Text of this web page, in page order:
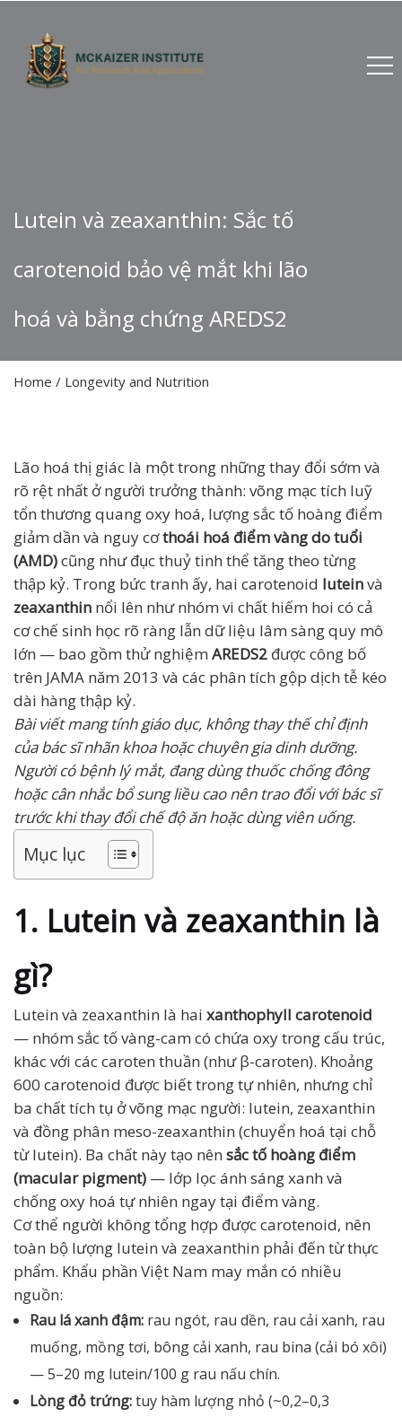
Lutein và zeaxanthin: Sắc tố
carotenoid bảo vệ mắt khi lão
hoá và bằng chứng AREDS2
Home / Longevity and Nutrition
Lão hoá thị giác là một trong những thay đổi sớm và
rõ rệt nhất ở người trưởng thành: võng mạc tích luỹ
tổn thương quang oxy hoá, lượng sắc tố hoàng điểm
giảm dần và nguy cơthoái hoá điểm vàng do tuổi
(AMD)cũng như đục thuỷ tinh thể tăng theo từng
thập kỷ. Trong bức tranh ấy, hai carotenoid luteinvà
zeaxanthin nổi lên như nhóm vi chất hiếm hoi có cả
cơ chế sinh học rõ ràng lẫn dữ liệu lâm sàng quy mô
lớn — bao gồm thử nghiệm AREDS2 được công bố
trên JAMA năm 2013 và các phân tích gộp dịch tễ kéo
dài hàng thập kỷ.
Bài viết mang tính giáo dục, không thay thế chỉ định
của bác sĩ nhãn khoa hoặc chuyên gia dinh dưỡng.
Người có bệnh lý mắt, đang dùng thuốc chống đông
hoặc cân nhắc bổ sung liều cao nên trao đổi với bác sĩ
trước khi thay đổi chế độ ăn hoặc dùng viên uống.
Mục lục
1. Lutein và zeaxanthin là
gì?
Lutein và zeaxanthin là hai xanthophyll carotenoid
— nhóm sắc tố vàng-cam có chứa oxy trong cấu trúc,
khác với các caroten thuần (như β-caroten). Khoảng
600 carotenoid được biết trong tự nhiên, nhưng chỉ
ba chất tích tụ ở võng mạc người: lutein, zeaxanthin
và đồng phân meso-zeaxanthin (chuyển hoá tại chỗ
từ lutein). Ba chất này tạo nên sắc tố hoàng điểm
(macular pigment) — lớp lọc ánh sáng xanh và
chống oxy hoá tự nhiên ngay tại điểm vàng.
Cơ thể người không tổng hợp được carotenoid, nên
toàn bộ lượng lutein và zeaxanthin phải đến từ thực
phẩm. Khẩu phần Việt Nam may mắn có nhiều
nguồn:
Rau lá xanh đậm: rau ngót, rau dền, rau cải xanh, rau
muống, mồng tơi, bông cải xanh, rau bina (cải bó xôi)
— 5–20 mg lutein/100 g rau nấu chín.
Lòng đỏ trứng:tuy hàm lượng nhỏ (~0,2–0,3